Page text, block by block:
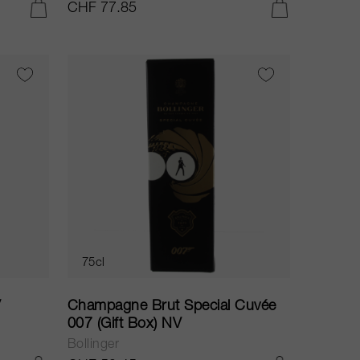
CHF 77.85
75cl
Champagne Brut Special Cuvée
007 (Gift Box) NV
Bollinger